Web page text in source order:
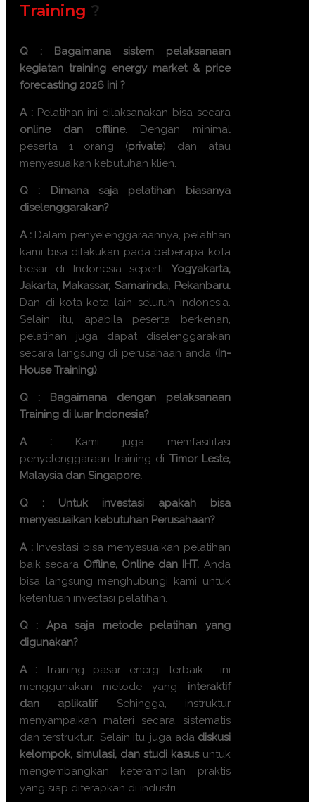
Training ?
Q : Bagaimana sistem pelaksanaan
kegiatan training energy market & price
forecasting 2026 ini ?
A :Pelatihan ini dilaksanakan bisa secara
online dan offline. Dengan minimal
peserta 1 orang (private) dan atau
menyesuaikan kebutuhan klien.
Q : Dimana saja pelatihan biasanya
diselenggarakan?
A : Dalam penyelenggaraannya, pelatihan
kami bisa dilakukan pada beberapa kota
besar di Indonesia seperti Yogyakarta,
Jakarta, Makassar, Samarinda, Pekanbaru.
Dan di kota-kota lain seluruh Indonesia.
Selain itu, apabila peserta berkenan,
pelatihan juga dapat diselenggarakan
secara langsung di perusahaan anda (In-
House Training).
Q : Bagaimana dengan pelaksanaan
Training di luar Indonesia?
A : Kami juga memfasilitasi
penyelenggaraan training di Timor Leste,
Malaysia dan Singapore.
Q : Untuk investasi apakah bisa
menyesuaikan kebutuhan Perusahaan?
A : Investasi bisa menyesuaikan pelatihan
baik secara Offline, Online dan IHT. Anda
bisa langsung menghubungi kami untuk
ketentuan investasi pelatihan.
Q : Apa saja metode pelatihan yang
digunakan?
A :Training pasar energi terbaik
ini
menggunakan metode yang interaktif
dan aplikatif. Sehingga, instruktur
menyampaikan materi secara sistematis
dan terstruktur. Selain itu, juga ada diskusi
kelompok, simulasi, dan studi kasusuntuk
mengembangkan keterampilan praktis
yang siap diterapkan di industri.